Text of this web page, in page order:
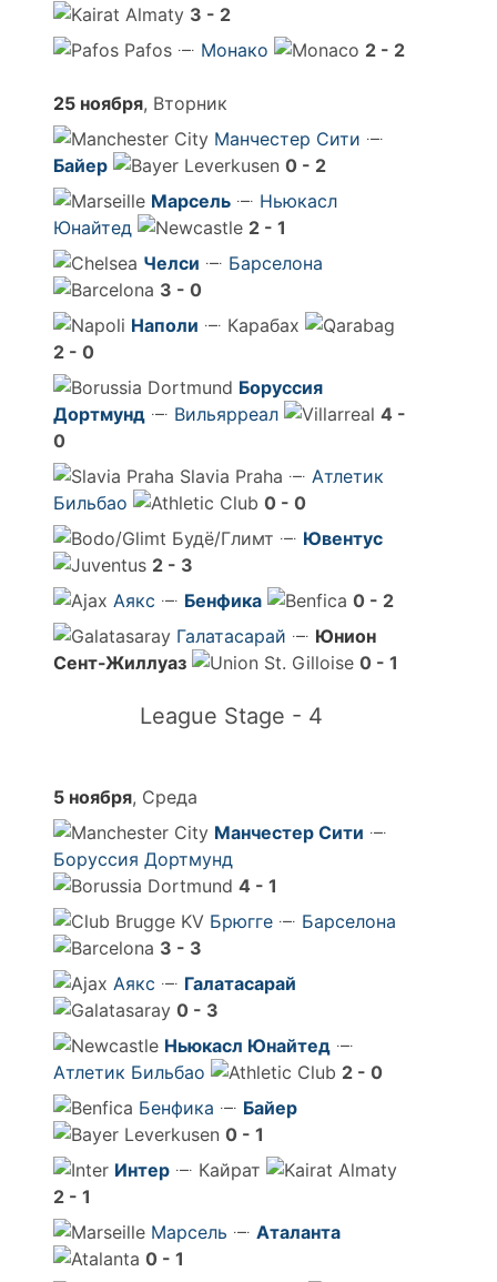
3 - 2
Pafos
Монако 2 - 2
25 ноября, Вторник
Манчестер Сити
Байер
0 - 2
Марсель
Ньюкасл
Юнайтед
2 - 1
Челси
Барселона
3 - 0
Наполи
Карабах
2 - 0
Боруссия
Дортмунд
Вильярреал
4 -
0
Slavia Praha
Атлетик
Бильбао
0 - 0
Будё/Глимт
Ювентус
2 - 3
Аякс
Бенфика
0 - 2
Галатасарай
Юнион
Сент-Жиллуаз
0 - 1
League Stage - 4
5 ноября, Среда
Манчестер Сити
Боруссия Дортмунд
4 - 1
Брюгге
Барселона
3 - 3
Аякс
Галатасарай
0 - 3
Ньюкасл Юнайтед
Атлетик Бильбао
2 - 0
Бенфика
Байер
0 - 1
Интер
Кайрат
2 - 1
Марсель
Аталанта
0 - 1